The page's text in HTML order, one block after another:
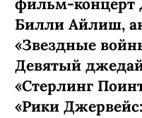
Билли Айлиш,
«Звездные
Девятый
«Стерлинг
«Рики